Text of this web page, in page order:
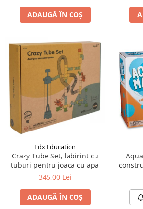
ADAUGĂ ÎN COȘ
Edx Education
Crazy Tube Set, labirint cu
tuburi pentru joaca cu apa
345,00 Lei
ADAUGĂ ÎN COȘ